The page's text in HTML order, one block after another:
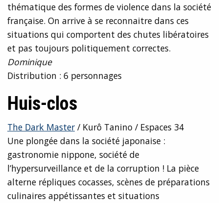
thématique des formes de violence dans la société
française. On arrive à se reconnaitre dans ces
situations qui comportent des chutes libératoires
et pas toujours politiquement correctes.
Dominique
Distribution : 6 personnages
Huis-clos
The Dark Master / Kurô Tanino / Espaces 34
Une plongée dans la société japonaise :
gastronomie nippone, société de
l’hypersurveillance et de la corruption ! La pièce
alterne répliques cocasses, scènes de préparations
culinaires appétissantes et situations